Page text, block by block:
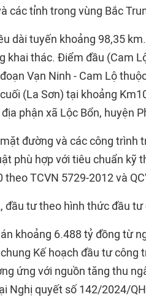
các tỉnh trong vùng Bắc
dài tuyến khoảng 98,35
khai thác. Điểm đầu (Cam
Vạn Ninh - Cam Lộ
(La Sơn) tại khoảng
phận xã Lộc Bổn, huyện
đường và các công trình
phù hợp với tiêu chuẩn kỹ
TCVN 5729-2012 và
đầu tư theo hình thức đầu tư
khoảng 6.488 tỷ đồng từ
Kế hoạch đầu tư công
ứng với nguồn tăng thu
Nghị quyết số 142/2024/